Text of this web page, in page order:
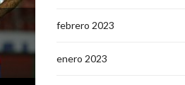
febrero 2023
enero 2023